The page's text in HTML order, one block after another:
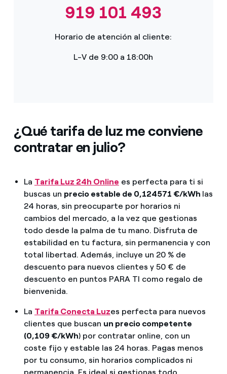
919 101 493
Horario de atención al cliente:
L-V de 9:00 a 18:00h
¿Qué tarifa de luz me conviene
contratar en julio?
La Tarifa Luz 24h Online es perfecta para ti si
buscas un precio estable de 0,124571 €/kWh las
24 horas, sin preocuparte por horarios ni
cambios del mercado, a la vez que gestionas
todo desde la palma de tu mano. Disfruta de
estabilidad en tu factura, sin permanencia y con
total libertad. Además, incluye un 20 % de
descuento para nuevos clientes y 50 € de
descuento en puntos PARA TI como regalo de
bienvenida.
La Tarifa Conecta Luzes perfecta para nuevos
clientes que buscan un precio competente
(0,109 €/kWh) por contratar online, con un
coste fijo y estable las 24 horas. Pagas menos
por tu consumo, sin horarios complicados ni
permanencia. Es ideal si gestionas todo